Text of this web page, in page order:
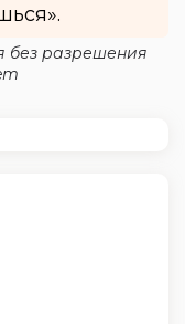
без разрешения